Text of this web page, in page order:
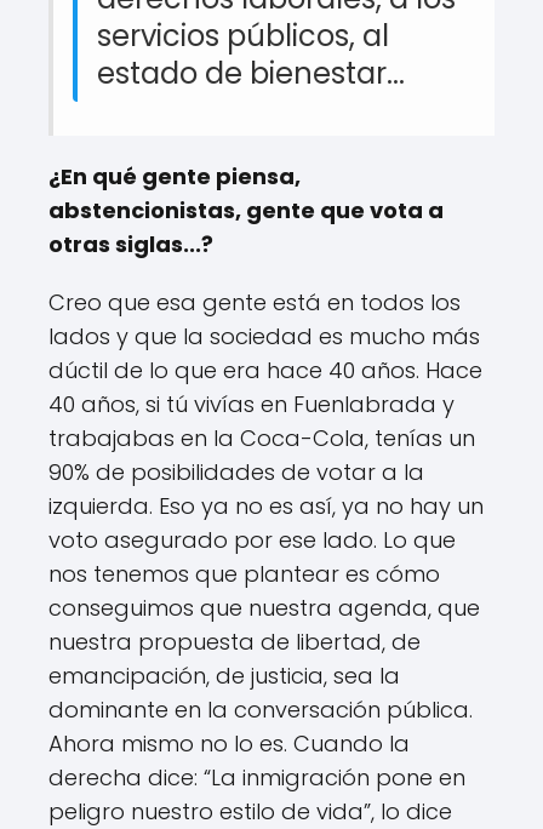
servicios públicos, al
estado de bienestar...
¿En qué gente piensa,
abstencionistas, gente que vota a
otras siglas...?
Creo que esa gente está en todos los
lados y que la sociedad es mucho más
dúctil de lo que era hace 40 años. Hace
40 años, si tú vivías en Fuenlabrada y
trabajabas en la Coca-Cola, tenías un
90% de posibilidades de votar a la
izquierda. Eso ya no es así, ya no hay un
voto asegurado por ese lado. Lo que
nos tenemos que plantear es cómo
conseguimos que nuestra agenda, que
nuestra propuesta de libertad, de
emancipación, de justicia, sea la
dominante en la conversación pública.
Ahora mismo no lo es. Cuando la
derecha dice: “La inmigración pone en
peligro nuestro estilo de vida”, lo dice